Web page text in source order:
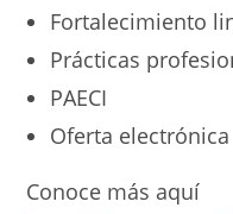
Fortalecimiento
Prácticas
PAECI
Oferta electrónica
Conoce más aquí